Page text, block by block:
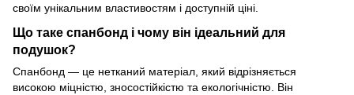
своїм унікальним властивостям і доступній ціні.
Що таке спанбонд і чому він ідеальний для
подушок?
Спанбонд — це нетканий матеріал, який відрізняється
високою міцністю, зносостійкістю та екологічністю. Він